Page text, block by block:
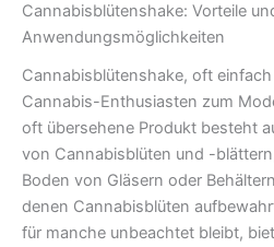
Cannabisblütenshake: Vorteile
Anwendungsmöglichkeiten
Cannabisblütenshake, oft
Cannabis-Enthusiasten zum
oft übersehene Produkt besteht
von Cannabisblüten und -
Boden von Gläsern oder
denen Cannabisblüten
für manche unbeachtet bleibt,